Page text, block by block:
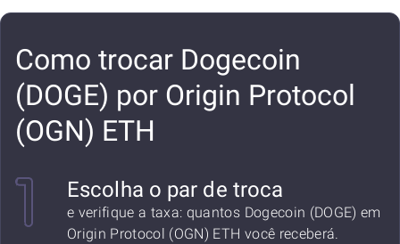
Como trocar Dogecoin
(DOGE) por Origin Protocol
(OGN) ETH
Escolha o par de troca
e verifique a taxa: quantos Dogecoin (DOGE) em
Origin Protocol (OGN) ETH você receberá.